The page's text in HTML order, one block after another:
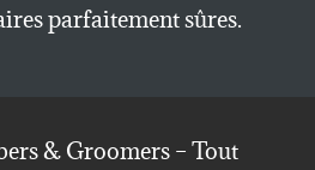
parfaitement sûres.
& Groomers – Tout